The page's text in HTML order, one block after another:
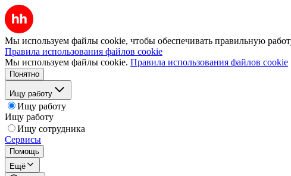
Мы используем файлы cookie, чтобы обеспечивать правильную
Правила использования файлов cookie
Мы используем файлы cookie. Правила использования файлов cookie
Понятно
Ищу работу
Ищу работу
Ищу работу
Ищу сотрудника
Сервисы
Помощь
Ещё